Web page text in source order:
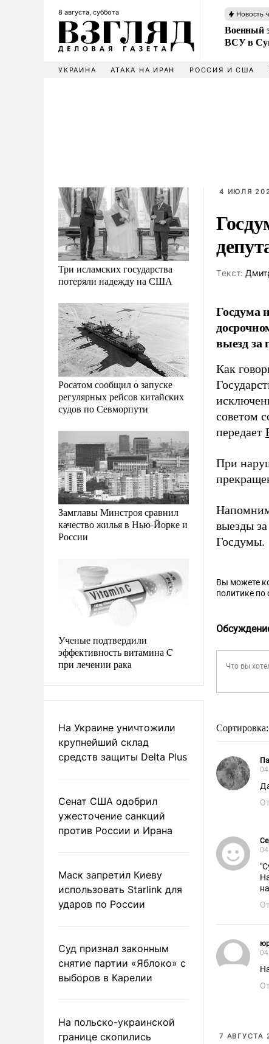
8 августа, суббота Новость
Военный
ВСУ в
УКРАИНА АТАКА НА ИРАН РОССИЯ И США
Три исламских государства
потеряли надежду на США
Росатом сообщил о запуске
регулярных рейсов китайских
судов по Севморпути
Замглавы Минстроя сравнил
качество жилья в Нью-Йорке и
России
Ученые подтвердили
эффективность витамина C
при лечении рака
На Украине уничтожили
крупнейший склад
средств защиты Delta Plus
Сенат США одобрил
ужесточение санкций
против России и Ирана
Маск запретил Киеву
использовать Starlink для
ударов по России
Суд признал законным
снятие партии «Яблоко» с
выборов в Карелии
На польско-украинской
границе скопились
4 ИЮЛЯ
Tекст:
Госдума
выезд за
Как
советом
передает
При
выезды
Госдумы.
Вы можете
политике
Сортировка:
7 АВГУСТА